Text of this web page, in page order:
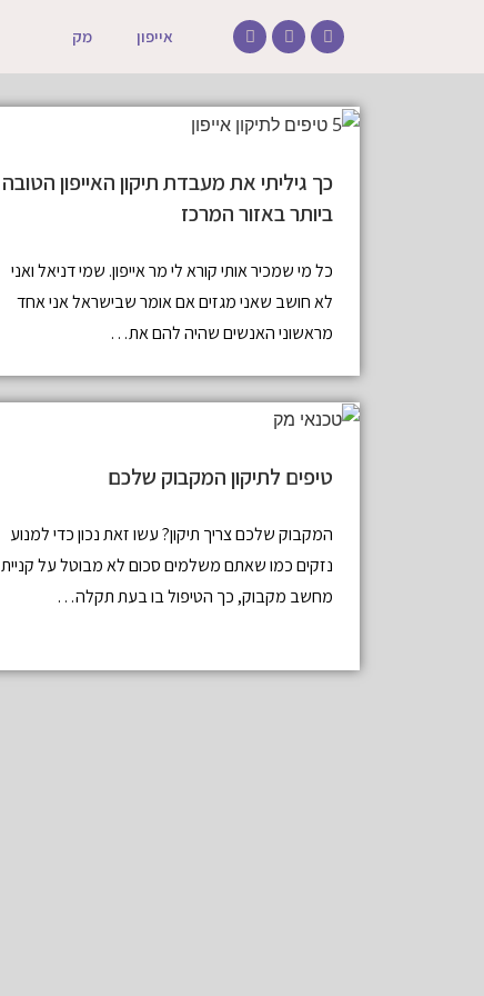
אייפון מק
כך גיליתי את מעבדת תיקון האייפון הטובה
ביותר באזור המרכז
כל מי שמכיר אותי קורא לי מר אייפון. שמי דניאל ואני
לא חושב שאני מגזים אם אומר שבישראל אני אחד
מראשוני האנשים שהיה להם את…
טיפים לתיקון המקבוק שלכם
המקבוק שלכם צריך תיקון? עשו זאת נכון כדי למנוע
נזקים כמו שאתם משלמים סכום לא מבוטל על קניית
מחשב מקבוק, כך הטיפול בו בעת תקלה…